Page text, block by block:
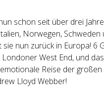
schon seit über drei
Norwegen,
nun zurück in Europa! 6
West End, und
Reise der
Lloyd Webber!